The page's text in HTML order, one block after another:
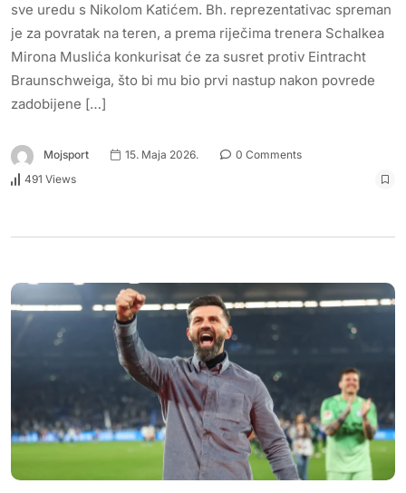
sve uredu s Nikolom Katićem. Bh. reprezentativac spreman
je za povratak na teren, a prema riječima trenera Schalkea
Mirona Muslića konkurisat će za susret protiv Eintracht
Braunschweiga, što bi mu bio prvi nastup nakon povrede
zadobijene […]
Mojsport 15. Maja 2026.
0 Comments
491 Views